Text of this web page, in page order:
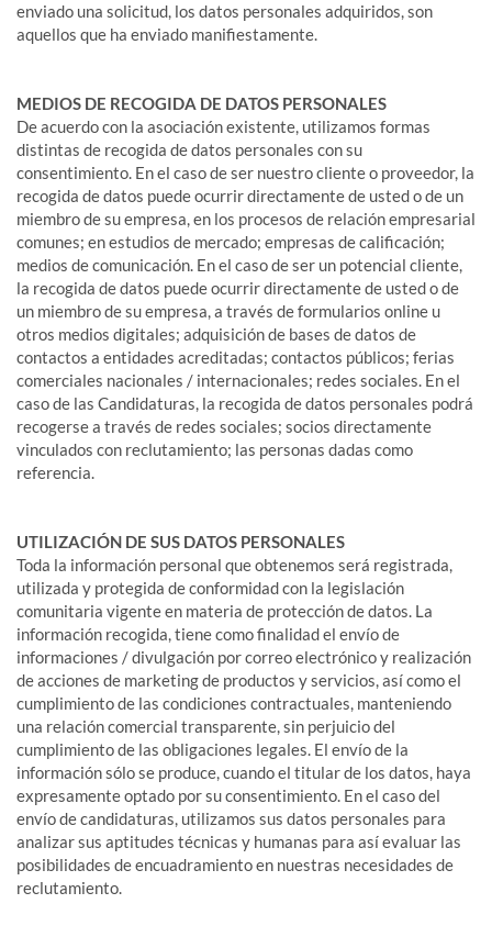
enviado una solicitud, los datos personales adquiridos, son
aquellos que ha enviado manifiestamente.
MEDIOS DE RECOGIDA DE DATOS PERSONALES
De acuerdo con la asociación existente, utilizamos formas
distintas de recogida de datos personales con su
consentimiento. En el caso de ser nuestro cliente o proveedor, la
recogida de datos puede ocurrir directamente de usted o de un
miembro de su empresa, en los procesos de relación empresarial
comunes; en estudios de mercado; empresas de calificación;
medios de comunicación. En el caso de ser un potencial cliente,
la recogida de datos puede ocurrir directamente de usted o de
un miembro de su empresa, a través de formularios online u
otros medios digitales; adquisición de bases de datos de
contactos a entidades acreditadas; contactos públicos; ferias
comerciales nacionales / internacionales; redes sociales. En el
caso de las Candidaturas, la recogida de datos personales podrá
recogerse a través de redes sociales; socios directamente
vinculados con reclutamiento; las personas dadas como
referencia.
UTILIZACIÓN DE SUS DATOS PERSONALES
Toda la información personal que obtenemos será registrada,
utilizada y protegida de conformidad con la legislación
comunitaria vigente en materia de protección de datos. La
información recogida, tiene como finalidad el envío de
informaciones / divulgación por correo electrónico y realización
de acciones de marketing de productos y servicios, así como el
cumplimiento de las condiciones contractuales, manteniendo
una relación comercial transparente, sin perjuicio del
cumplimiento de las obligaciones legales. El envío de la
información sólo se produce, cuando el titular de los datos, haya
expresamente optado por su consentimiento. En el caso del
envío de candidaturas, utilizamos sus datos personales para
analizar sus aptitudes técnicas y humanas para así evaluar las
posibilidades de encuadramiento en nuestras necesidades de
reclutamiento.